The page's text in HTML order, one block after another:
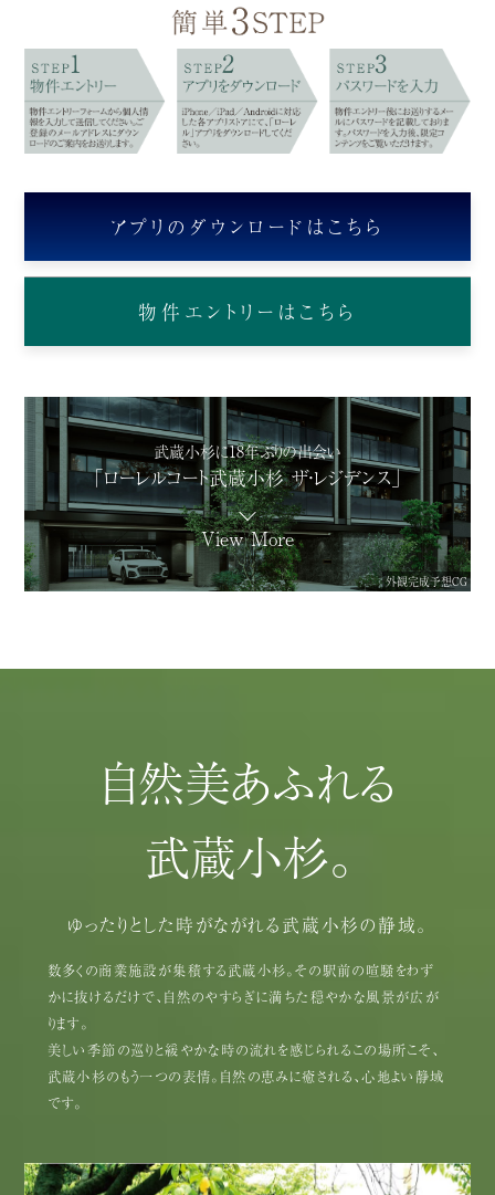
アプリのダウンロードはこちら
物件エントリーはこちら
武蔵小杉に18年ぶりの出会い
「ローレルコート武蔵小杉 ザ・レジデンス」
View More
外観完成予想CG
自然美あふれる
武蔵小杉。
ゆったりとした時がながれる武蔵小杉の静域。
数多くの商業施設が集積する武蔵小杉。その駅前の喧騒をわず
かに抜けるだけで、 自然のやすらぎに満ちた穏やかな風景が広が
ります。
美しい季節の巡りと緩やかな時の流れを感じられるこの場所こそ、
武蔵小杉のもう一つの表情。 自然の恵みに癒される、心地よい静域
です。